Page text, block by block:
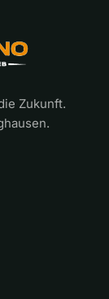
Zukunft.